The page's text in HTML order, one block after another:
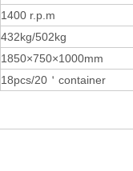
1400 r.p.m
432kg/502kg
1850×750×1000mm
18pcs/20 ＇ container